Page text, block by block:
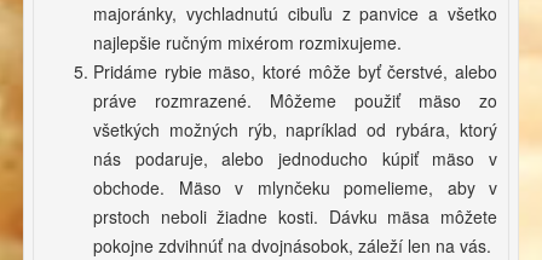
majoránky, vychladnutú cibuľu z panvice a všetko
najlepšie ručným mixérom rozmixujeme.
Pridáme rybie mäso, ktoré môže byť čerstvé, alebo
práve rozmrazené. Môžeme použiť mäso zo
všetkých možných rýb, napríklad od rybára, ktorý
nás podaruje, alebo jednoducho kúpiť mäso v
obchode. Mäso v mlynčeku pomelieme, aby v
prstoch neboli žiadne kosti. Dávku mäsa môžete
pokojne zdvihnúť na dvojnásobok, záleží len na vás.